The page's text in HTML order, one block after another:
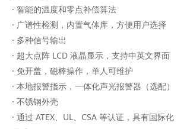
技术支持
넸下载中心
넸互动留言
公司资讯
· 智能的温度和零点补偿算法
· 广谱性检测，内置气体库，方便用户选择
· 多种信号输出
· 超大点阵 LCD 液晶显示，支持中英文界面
· 免开盖，磁棒操作，单人可维护
· 本地报警指示，一体化声光报警器（选配）
· 不锈钢外壳
· 通过 ATEX、UL、CSA 等认证，具有国际化